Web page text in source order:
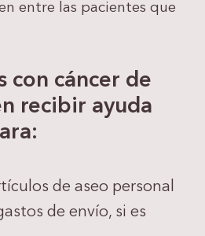
entre las pacientes que
con cáncer de
recibir ayuda
de aseo personal
de envío, si es